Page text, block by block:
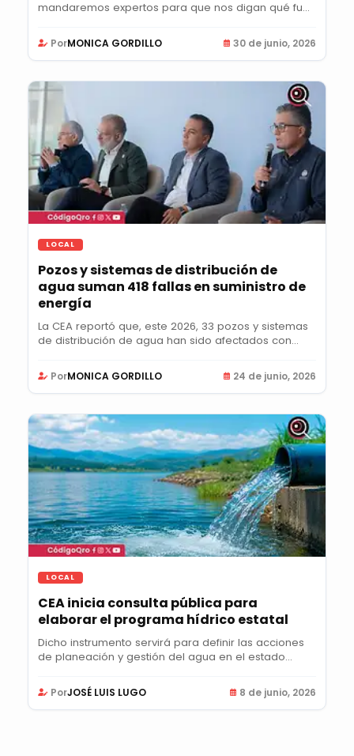
mandaremos expertos para que nos digan qué fue
PorMONICA GORDILLO 30 de junio, 2026
LOCAL
Pozos y sistemas de distribución de
agua suman 418 fallas en suministro de
energía
La CEA reportó que, este 2026, 33 pozos y sistemas
de distribución de agua han sido afectados con...
PorMONICA GORDILLO 24 de junio, 2026
LOCAL
CEA inicia consulta pública para
elaborar el programa hídrico estatal
Dicho instrumento servirá para definir las acciones
de planeación y gestión del agua en el estado...
PorJOSÉ LUIS LUGO 8 de junio, 2026